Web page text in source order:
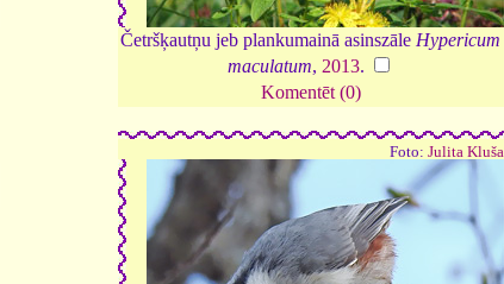
Četršķautņu jeb plankumainā asinszāle Hypericum
maculatum, 2013.
Komentēt (0)
Foto: Julita Kluša